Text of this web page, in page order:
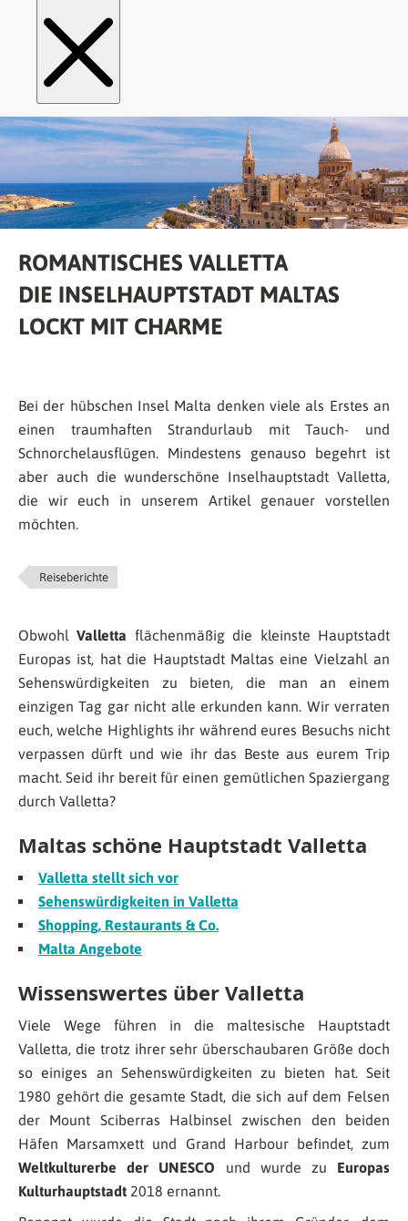
ROMANTISCHES VALLETTA
DIE INSELHAUPTSTADT MALTAS
LOCKT MIT CHARME
Bei der hübschen Insel Malta denken viele als Erstes an
einen traumhaften Strandurlaub mit Tauch- und
Schnorchelausflügen. Mindestens genauso begehrt ist
aber auch die wunderschöne Inselhauptstadt Valletta,
die wir euch in unserem Artikel genauer vorstellen
möchten.
Reiseberichte
ObwohlValletta flächenmäßig die kleinste Hauptstadt
Europas ist, hat die Hauptstadt Maltas eine Vielzahl an
Sehenswürdigkeiten zu bieten, die man an einem
einzigen Tag gar nicht alle erkunden kann. Wir verraten
euch, welche Highlights ihr während eures Besuchs nicht
verpassen dürft und wie ihr das Beste aus eurem Trip
macht. Seid ihr bereit für einen gemütlichen Spaziergang
durch Valletta?
Maltas schöne Hauptstadt Valletta
Valletta stellt sich vor
Sehenswürdigkeiten in Valletta
Shopping, Restaurants & Co.
Malta Angebote
Wissenswertes über Valletta
Viele Wege führen in die maltesische Hauptstadt
Valletta, die trotz ihrer sehr überschaubaren Größe doch
so einiges an Sehenswürdigkeiten zu bieten hat. Seit
1980 gehört die gesamte Stadt, die sich auf dem Felsen
der Mount Sciberras Halbinsel zwischen den beiden
Häfen Marsamxett und Grand Harbour befindet, zum
Weltkulturerbe der UNESCO und wurde zu Europas
Kulturhauptstadt 2018 ernannt.